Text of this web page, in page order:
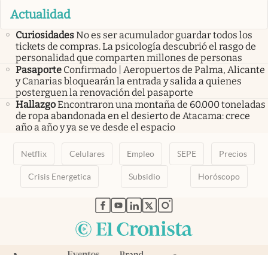
Actualidad
CuriosidadesNo es ser acumulador guardar todos los
tickets de compras. La psicología descubrió el rasgo de
personalidad que comparten millones de personas
Pasaporte Confirmado | Aeropuertos de Palma, Alicante
y Canarias bloquearán la entrada y salida a quienes
posterguen la renovación del pasaporte
HallazgoEncontraron una montaña de 60.000 toneladas
de ropa abandonada en el desierto de Atacama: crece
año a año y ya se ve desde el espacio
Netflix Celulares Empleo SEPE Precios
Crisis Energetica Subsidio Horóscopo
abre en nueva pestaña
abre en nueva pestaña
abre en nueva pestaña
abre en nueva pestaña
abre en nueva pestaña